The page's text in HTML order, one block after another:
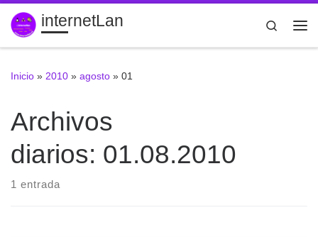
Saltar al contenido
internetLan
Search
Inicio » 2010 » agosto » 01
Archivos
diarios: 01.08.2010
1 entrada